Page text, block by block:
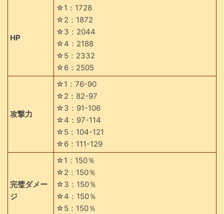
HP
☆1：1728
☆2：1872
☆3：2044
☆4：2188
☆5：2332
☆6：2505
攻撃力
☆1：76-90
☆2：82-97
☆3：91-106
☆4：97-114
☆5：104-121
☆6：111-129
完璧ダメー
ジ
☆1：150％
☆2：150％
☆3：150％
☆4：150％
☆5：150％